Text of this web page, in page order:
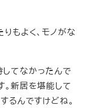
もよく、モノがな
てなかったんで
。新居を堪能して
るんですけどね。